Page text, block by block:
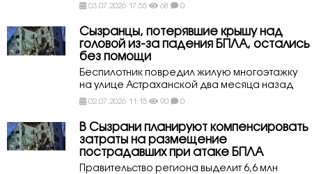
03.07.2026 17:55 68 0
Сызранцы, потерявшие крышу над
головой из-за падения БПЛА, остались
без помощи
Беспилотник повредил жилую многоэтажку
на улице Астраханской два месяца назад
02.07.2026 11:15 90 0
В Сызрани планируют компенсировать
затраты на размещение
пострадавших при атаке БПЛА
Правительство региона выделит 6,6 млн